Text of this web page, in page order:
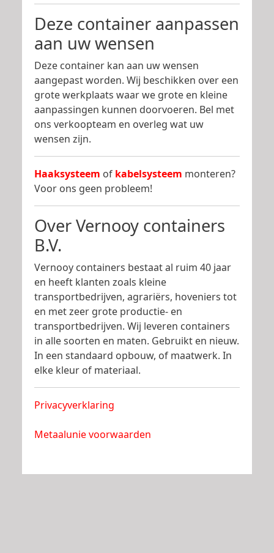
Deze container aanpassen
aan uw wensen
Deze container kan aan uw wensen
aangepast worden. Wij beschikken over een
grote werkplaats waar we grote en kleine
aanpassingen kunnen doorvoeren. Bel met
ons verkoopteam en overleg wat uw
wensen zijn.
Haaksysteem of kabelsysteem monteren?
Voor ons geen probleem!
Over Vernooy containers
B.V.
Vernooy containers bestaat al ruim 40 jaar
en heeft klanten zoals kleine
transportbedrijven, agrariërs, hoveniers tot
en met zeer grote productie- en
transportbedrijven. Wij leveren containers
in alle soorten en maten. Gebruikt en nieuw.
In een standaard opbouw, of maatwerk. In
elke kleur of materiaal.
Privacyverklaring
Metaalunie voorwaarden